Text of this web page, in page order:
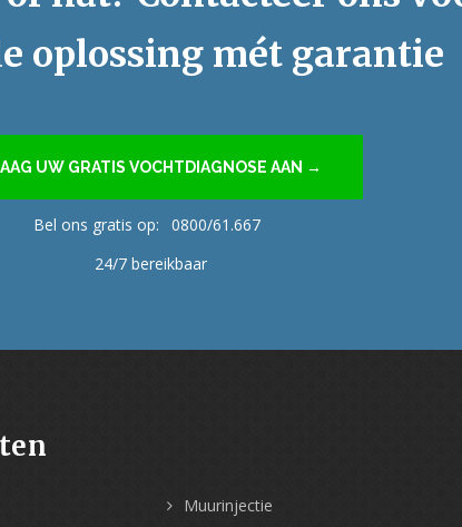
oplossing mét garantie
UW GRATIS VOCHTDIAGNOSE AAN →
Bel ons gratis op:
0800/61.667
24/7 bereikbaar
Muurinjectie